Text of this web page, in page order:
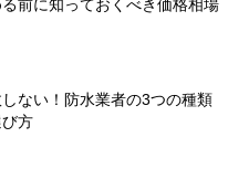
前に知っておくべき価格相場
ない！防水業者の3つの種類
方